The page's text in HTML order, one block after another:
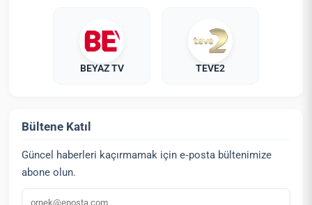
BEYAZ TV TEVE2
Bültene Katıl
Güncel haberleri kaçırmamak için e‑posta bültenimize
abone olun.
E‑posta